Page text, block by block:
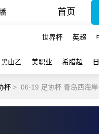
首页
世界杯 英超
黑山乙 美职业 希腊超
杯 > 06-19 足协杯 青岛西海